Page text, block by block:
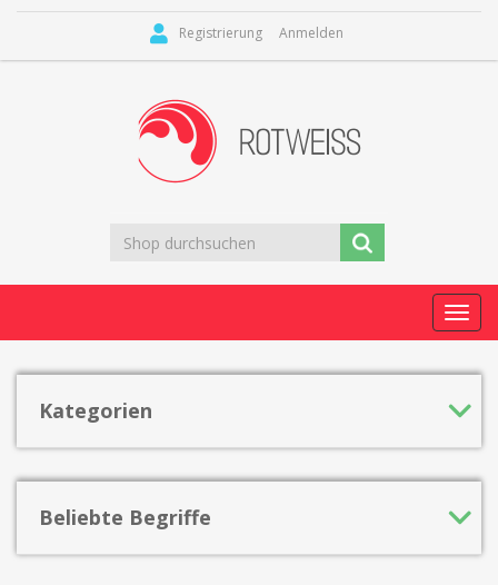
Registrierung Anmelden
Kategorien
Beliebte Begriffe